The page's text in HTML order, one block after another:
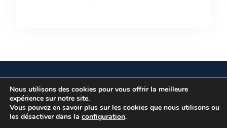
Vos données personnelles Politique de confidentialité
Copyright © Tous droits réservés.
Nous utilisons des cookies pour vous offrir la meilleure
expérience sur notre site.
Vous pouvez en savoir plus sur les cookies que nous utilisons ou
les désactiver dans la configuration.